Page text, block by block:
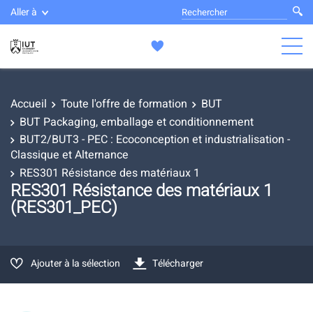
Aller à
Accueil Toute l'offre de formation
BUT
BUT Packaging, emballage et conditionnement
BUT2/BUT3 - PEC : Ecoconception et industrialisation -
Classique et Alternance
RES301 Résistance des matériaux 1
RES301 Résistance des matériaux 1
(RES301_PEC)
Ajouter à la sélection Télécharger